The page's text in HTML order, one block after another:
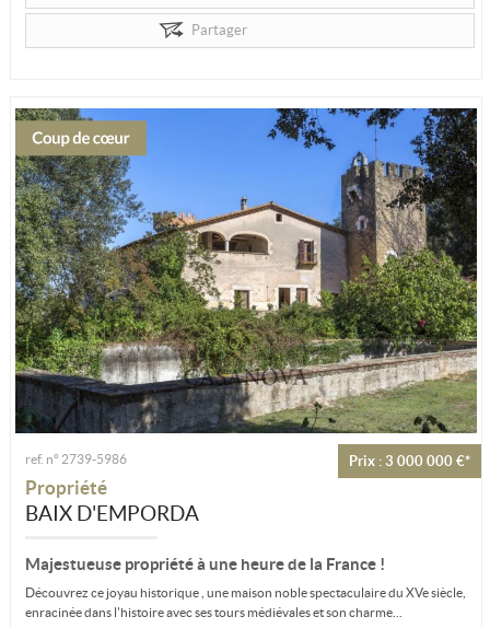
Partager
Prix : 3 000 000 €*
ref. n° 2739-5986
Propriété
BAIX D'EMPORDA
Majestueuse propriété à une heure de la France !
Découvrez ce joyau historique , une maison noble spectaculaire du XVe siècle,
enracinée dans l'histoire avec ses tours médiévales et son charme...